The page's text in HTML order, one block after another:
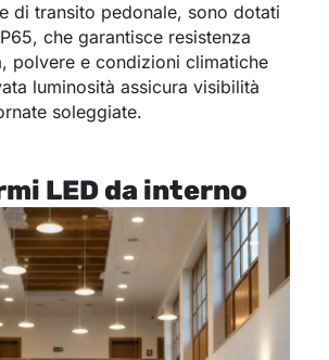
di transito pedonale, sono dotati
che garantisce resistenza
polvere e condizioni climatiche
luminosità assicura visibilità
soleggiate.
LED da interno